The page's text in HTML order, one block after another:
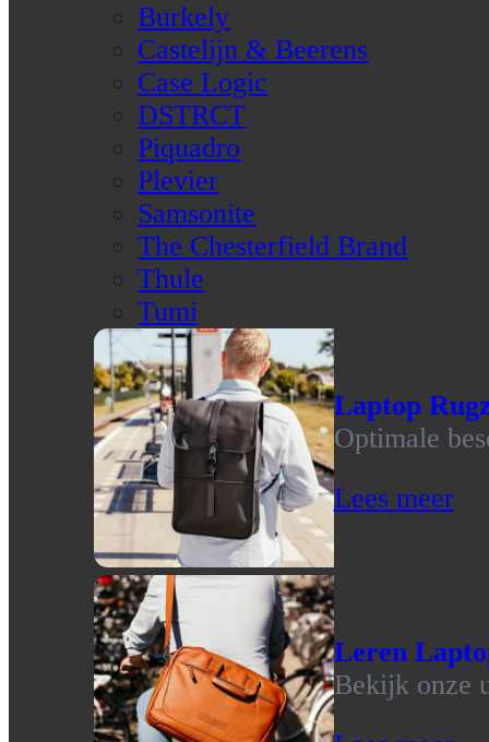
Burkely
Castelijn & Beerens
Case Logic
DSTRCT
Piquadro
Plevier
Samsonite
The Chesterfield Brand
Thule
Tumi
Laptop
Optimale
Lees meer
Leren
Bekijk onze